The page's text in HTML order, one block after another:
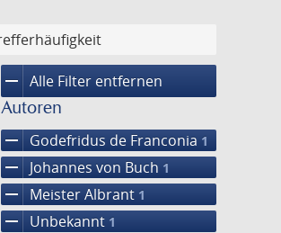
remove Alle Filter entfernen
Autoren
remove Godefridus de Franconia 1
remove Johannes von Buch 1
remove Meister Albrant 1
remove Unbekannt 1